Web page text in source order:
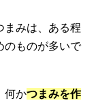
まみは、ある程
のものが多いで
何かつまみを作